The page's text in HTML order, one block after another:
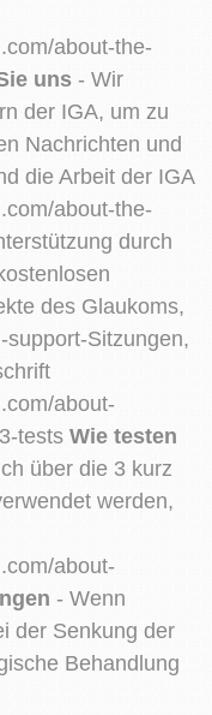
about-the-
uns - Wir
der IGA, um zu
Nachrichten und
die Arbeit der IGA
about-the-
durch
des Glaukoms,
Sitzungen,
about-
tests Wie testen
über die 3 kurz
werden,
about-
- Wenn
der Senkung der
Behandlung